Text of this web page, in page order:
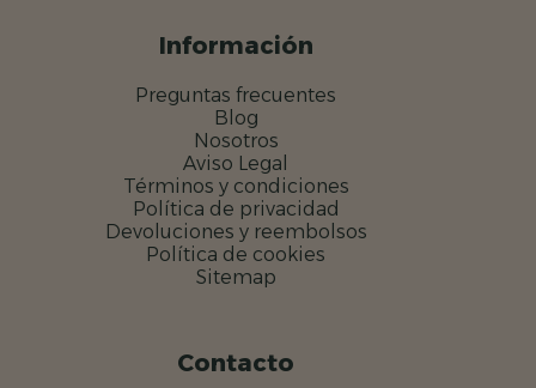
Información
Preguntas frecuentes
Blog
Nosotros
Aviso Legal
Términos y condiciones
Política de privacidad
Devoluciones y reembolsos
Política de cookies
Sitemap
Contacto